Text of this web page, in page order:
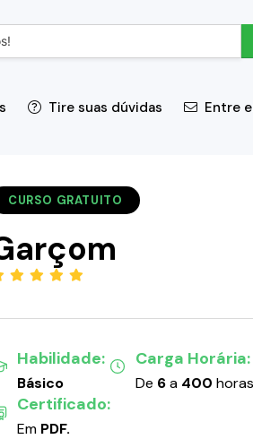
Tire suas dúvidas Entre
CURSO GRATUITO
Habilidade:
Básico
Carga Horária:
De 6a 400 horas
Certificado:
Em PDF.